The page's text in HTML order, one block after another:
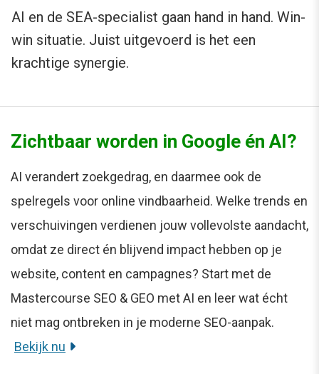
AI en de SEA-specialist gaan hand in hand. Win-
win situatie. Juist uitgevoerd is het een
krachtige synergie.
Zichtbaar worden in Google én AI?
AI verandert zoekgedrag, en daarmee ook de
spelregels voor online vindbaarheid. Welke trends en
verschuivingen verdienen jouw vollevolste aandacht,
omdat ze direct én blijvend impact hebben op je
website, content en campagnes? Start met de
Mastercourse SEO & GEO met AI en leer wat écht
niet mag ontbreken in je moderne SEO-aanpak.
Bekijk nu